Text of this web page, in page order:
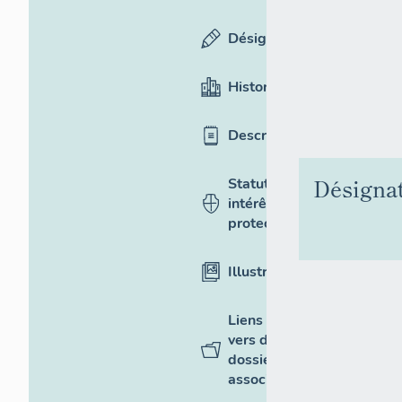
Désignation
Historique
Description
Statut,
intérêt et
protection
Illustrations
Liens
vers des
dossiers
associés